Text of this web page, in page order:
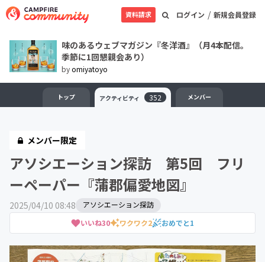
ログイン / 新規会員登録
資料請求
味のあるウェブマガジン『冬洋酒』（月4本配信。
季節に1回懇親会あり）
byomiyatoyo
トップ アクティビティ 352 メンバー
メンバー限定
アソシエーション探訪 第5回 フリ
ーペーパー『蒲郡偏愛地図』
2025/04/10 08:48
いいね30 ワクワク2 おめでと1
アソシエーション探訪